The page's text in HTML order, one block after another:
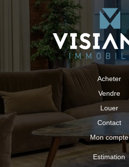
Acheter
Vendre
Louer
Contact
Mon compte
Estimation